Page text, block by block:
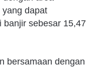
dapat
banjir sebesar 15,47
bersamaan dengan